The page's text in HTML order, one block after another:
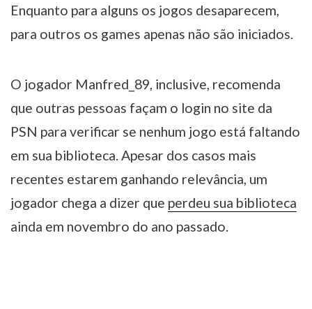
Enquanto para alguns os jogos desaparecem,
para outros os games apenas não são iniciados.
O jogador Manfred_89, inclusive, recomenda
que outras pessoas façam o login no site da
PSN para verificar se nenhum jogo está faltando
em sua biblioteca. Apesar dos casos mais
recentes estarem ganhando relevância, um
jogador chega a dizer que perdeu sua biblioteca
ainda em novembro do ano passado.